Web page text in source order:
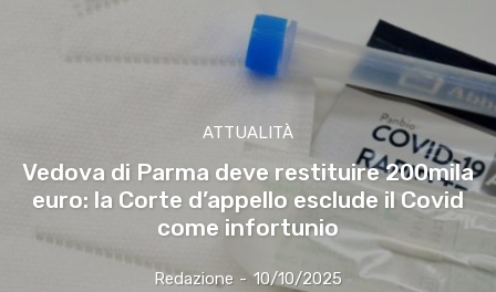
ATTUALITÀ
Vedova di Parma deve restituire 200mila
euro: la Corte d’appello esclude il Covid
come infortunio
Redazione - 10/10/2025